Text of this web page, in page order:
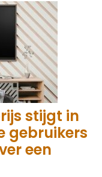
stijgt in
gebruikers
een